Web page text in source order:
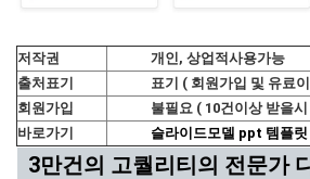
저작권
개인, 상업적사용가능
출처표기
표기 ( 회원가입 및 유료
회원가입
불필요 ( 10건이상 받을
바로가기
슬라이드모델 ppt 템플
3만건의 고퀄리티의 전문가